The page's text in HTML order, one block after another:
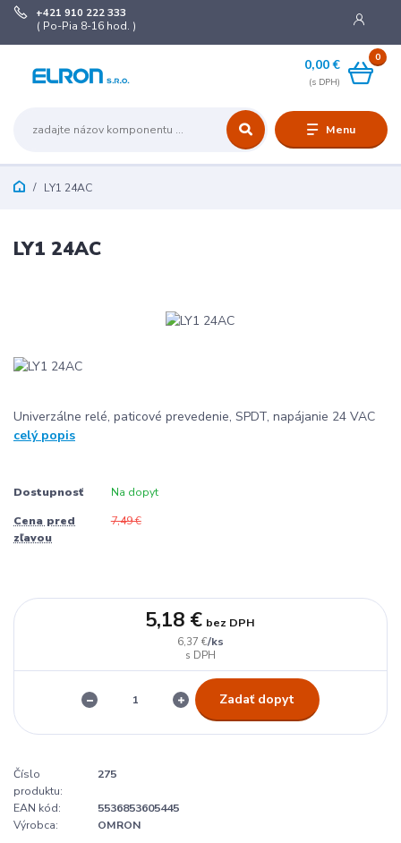
Menu
+421 910 222 333
( Po-Pia 8-16 hod. )
0
0,00 €
LY1 24AC
LY1 24AC
Univerzálne relé, paticové prevedenie, SPDT, napájanie 24 VAC
celý popis
Dostupnosť Na dopyt
Cena pred
zľavou
7,49 €
6,37 €/ks
5,18 € bez DPH
Zadať dopyt
Číslo
produktu:
275
EAN kód:
5536853605445
Výrobca:
OMRON